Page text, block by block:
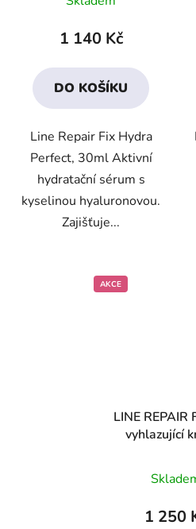
hodnocení
produktu
3,7
z
hvězdiček.
1 140 Kč
DO KOŠÍKU
Line Repair Fix Hydra
Perfect, 30ml Aktivní
hydratační sérum s
kyselinou hyaluronovou.
Zajišťuje...
AKCE
LINE REPAIR
vyhlazující
1 250